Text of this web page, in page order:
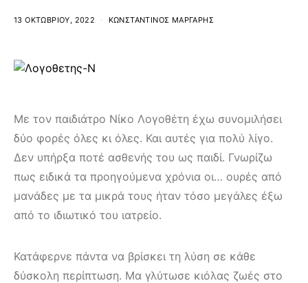
13 ΟΚΤΩΒΡΊΟΥ, 2022 ΚΩΝΣΤΑΝΤΊΝΟΣ ΜΆΡΓΑΡΗΣ
Με τον παιδιάτρο Νίκο Λογοθέτη έχω συνομιλήσει
δύο φορές όλες κι όλες. Και αυτές για πολύ λίγο.
Δεν υπήρξα ποτέ ασθενής του ως παιδί. Γνωρίζω
πως ειδικά τα προηγούμενα χρόνια οι… ουρές από
μανάδες με τα μικρά τους ήταν τόσο μεγάλες έξω
από το ιδιωτικό του ιατρείο.
Κατάφερνε πάντα να βρίσκει τη λύση σε κάθε
δύσκολη περίπτωση. Μα γλύτωσε κιόλας ζωές στο